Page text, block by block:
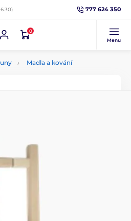
777 624 350
0
Menu
Madla a kování